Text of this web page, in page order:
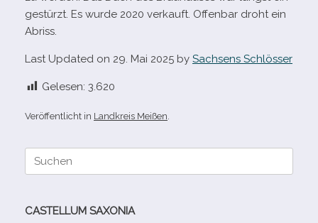
ge­stürzt. Es wurde 2020 ver­kauft. Offenbar droht ein
Abriss.
Last Updated on 29. Mai 2025 by Sachsens Schlösser
Gelesen: 3.620
Veröffentlicht in Landkreis Meißen
Suche
CASTELLUM SAXONIA